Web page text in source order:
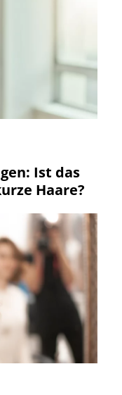
Ist das
Haare?